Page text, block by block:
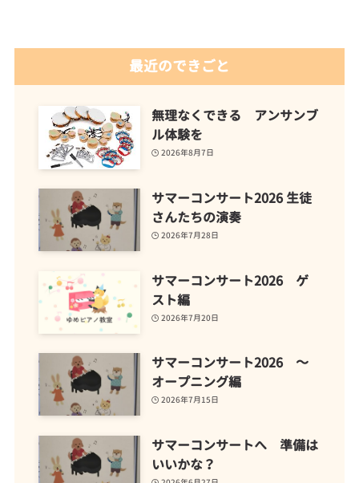
最近のできごと
無理なくできる アンサンブ
ル体験を
2026年8月7日
サマーコンサート2026 生徒
さんたちの演奏
2026年7月28日
サマーコンサート2026 ゲ
スト編
2026年7月20日
サマーコンサート2026 ～
オープニング編
2026年7月15日
サマーコンサートへ 準備は
いいかな？